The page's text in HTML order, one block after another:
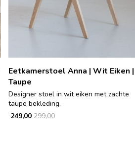
Eetkamerstoel Anna | Wit Eiken |
Taupe
Designer stoel in wit eiken met zachte
taupe bekleding.
299,00
249,00